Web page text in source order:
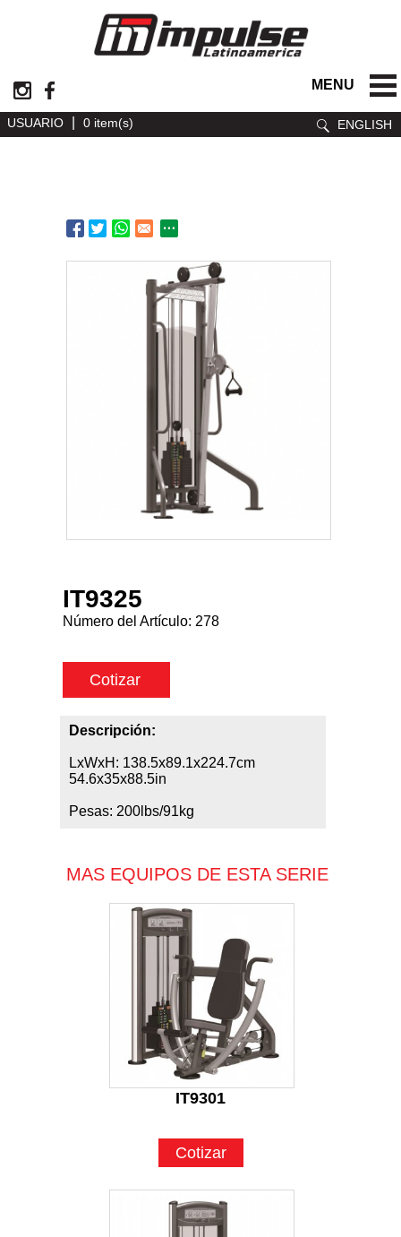
MENU
ENGLISH
USUARIO 0 item(s)
IT9325
Número del Artículo: 278
Cotizar
Descripción:
LxWxH: 138.5x89.1x224.7cm
54.6x35x88.5in
Pesas: 200lbs/91kg
MAS EQUIPOS DE ESTA SERIE
IT9301
Cotizar